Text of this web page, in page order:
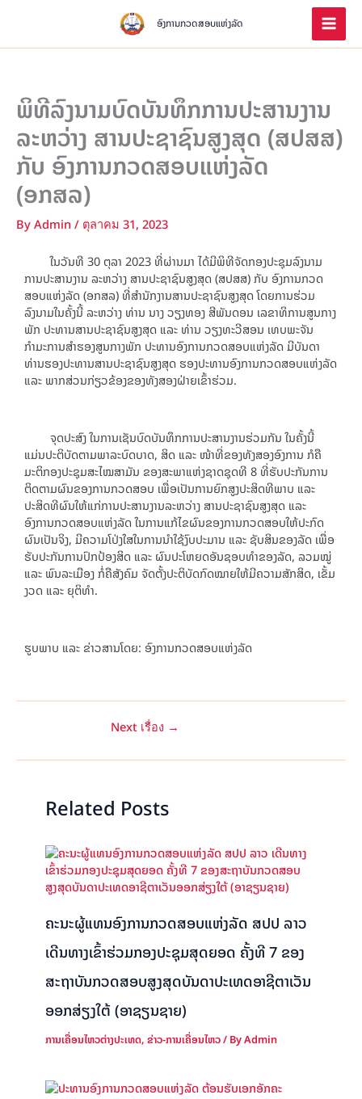
ອົງການກວດສອບແຫ່ງລັດ
ພິທີລົງນາມບົດບັນທຶກການປະສານງານ
ລະຫວ່າງ ສານປະຊາຊົນສູງສຸດ (ສປສສ)
ກັບ ອົງການກວດສອບແຫ່ງລັດ
(ອກສລ)
ByAdmin / ตุลาคม 31, 2023
ໃນວັນທີ 30 ຕຸລາ 2023 ທີ່ຜ່ານມາ ໄດ້ມີພິທີຈັດກອງປະຊຸມລົງນາມ
ການປະສານງານ ລະຫວ່າງ ສານປະຊາຊົນສູງສຸດ (ສປສສ) ກັບ ອົງການກວດ
ສອບແຫ່ງລັດ (ອກສລ) ທີ່ສຳນັກງານສານປະຊາຊົນສູງສຸດ ໂດຍການຮ່ວມ
ລົງນາມໃນຄັ້ງນີ້ ລະຫວ່າງ ທ່ານ ນາງ ວຽງທອງ ສີພັນດອນ ເລຂາທິການສູນກາງ
ພັກ ປະທານສານປະຊາຊົນສູງສຸດ ແລະ ທ່ານ ວຽງທະວີສອນ ເທບພະຈັນ
ກຳມະການສຳຮອງສູນກາງພັກ ປະທານອົງການກວດສອບແຫ່ງລັດ ມີບັນດາ
ທ່ານຮອງປະທານສານປະຊາຊົນສູງສຸດ ຮອງປະທານອົງການກວດສອບແຫ່ງລັດ
ແລະ ພາກສ່ວນກ່ຽວຂ້ອງຂອງທັງສອງຝ່າຍເຂົ້າຮ່ວມ.
ຈຸດປະສົງ ໃນການເຊັນບົດບັນທຶກການປະສານງານຮ່ວມກັນ ໃນຄັ້ງນີ້
ແມ່ນປະຕິບັດຕາມພາລະບົດບາດ, ສິດ ແລະ ໜ້າທີ່ຂອງທັງສອງອົງການ ກໍຄື
ມະຕິກອງປະຊຸມສະໄໝສາມັນ ຂອງສະພາແຫ່ງຊາດຊຸດທີ 8 ທີ່ຮັບປະກັນການ
ຕິດຕາມຜົນຂອງການກວດສອບ ເພື່ອເປັນການຍົກສູງປະສິດທີພາບ ແລະ
ປະສິດທີຜົນໃຫ້ແກ່ການປະສານງານລະຫວ່າງ ສານປະຊາຊົນສູງສຸດ ແລະ
ອົງການກວດສອບແຫ່ງລັດ ໃນການແກ້ໄຂຜົນຂອງການກວດສອບໃຫ້ປະກົດ
ຜົນເປັນຈິງ, ມີຄວາມໂປ່ງໃສໃນການນຳໃຊ້ງົບປະມານ ແລະ ຊັບສິນຂອງລັດ ເພື່ອ
ຮັບປະກັນການປົກປ້ອງສິດ ແລະ ຜົນປະໂຫຍດອັນຊອບທຳຂອງລັດ, ລວມໝູ່
ແລະ ພົນລະເມືອງ ກໍ່ຄືສັງຄົມ ຈັດຕັ້ງປະຕິບັດກົດໝາຍໃຫ້ມີຄວາມສັກສິດ, ເຂັ້ມ
ງວດ ແລະ ຍຸຕິທຳ.
ຮູບພາບ ແລະ ຂ່າວສານໂດຍ: ອົງການກວດສອບແຫ່ງລັດ
Next เรื่อง →
Related Posts
ຄະນະຜູ້ແທນອົງການກວດສອບແຫ່ງລັດ ສປປ ລາວ
ເດີນທາງເຂົ້າຮ່ວມກອງປະຊຸມສຸດຍອດ ຄັ້ງທີ 7 ຂອງ
ສະຖາບັນກວດສອບສູງສຸດບັນດາປະເທດອາຊີຕາເວັນ
ອອກສ່ຽງໃຕ້ (ອາຊຽນຊາຍ)
ການເຄື່ອນໄຫວຕ່າງປະເທດ,ຂ່າວ-ການເຄື່ອນໄຫວ/ ByAdmin